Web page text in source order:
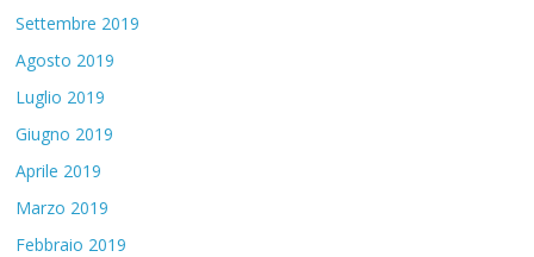
Settembre 2019
Agosto 2019
Luglio 2019
Giugno 2019
Aprile 2019
Marzo 2019
Febbraio 2019